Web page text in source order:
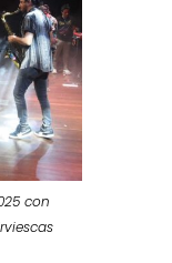
con